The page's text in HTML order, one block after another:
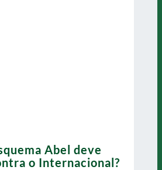
Abel deve
o Internacional?